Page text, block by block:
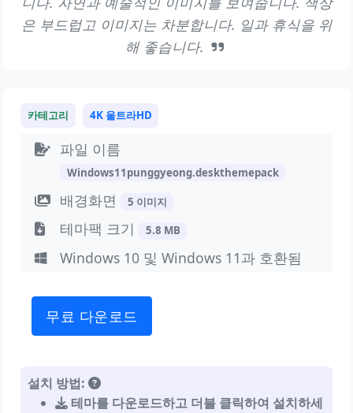
은 부드럽고 이미지는 차분합니다. 일과 휴식을 위
해 좋습니다.
카테고리 4K 울트라HD
파일 이름
Windows11punggyeong.deskthemepack
배경화면 5 이미지
테마팩 크기 5.8 MB
Windows 10 및 Windows 11과 호환됨
무료 다운로드
설치 방법:
테마를 다운로드하고 더블 클릭하여 설치하세